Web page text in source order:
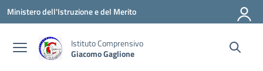
Vai ai contenuti
Vai al menu di navigazione
Vai al footer
Ministero dell'Istruzione e del Merito
Istituto Comprensivo
Giacomo Gaglione